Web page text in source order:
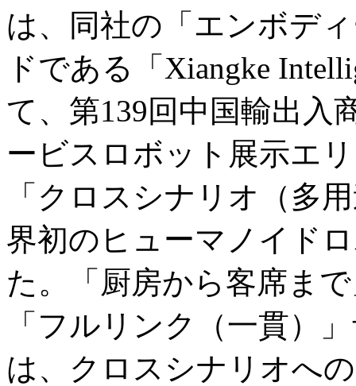
は、同社の「エンボデ
ドである「Xiangke
て、第139回中国輸出入
ービスロボット展示エ
「クロスシナリオ（多
界初のヒューマノイド
た。「厨房から客席ま
「フルリンク（一貫）
は、クロスシナリオへ